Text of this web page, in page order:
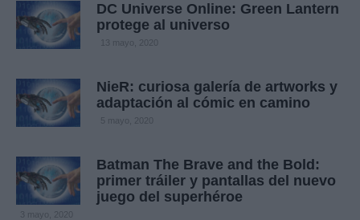
DC Universe Online: Green Lantern
protege al universo
13 mayo, 2020
NieR: curiosa galería de artworks y
adaptación al cómic en camino
5 mayo, 2020
Batman The Brave and the Bold:
primer tráiler y pantallas del nuevo
juego del superhéroe
3 mayo, 2020